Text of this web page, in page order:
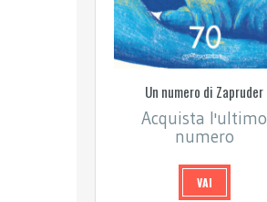
Un numero di Zapruder
Acquista l'ultimo
numero
VAI